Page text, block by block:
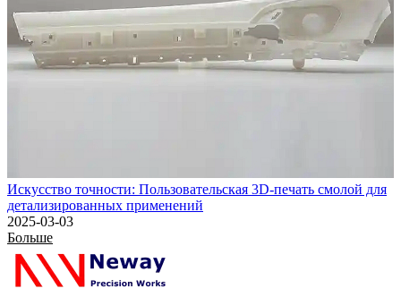
Искусство точности: Пользовательская 3D-печать смолой для
детализированных применений
2025-03-03
Больше